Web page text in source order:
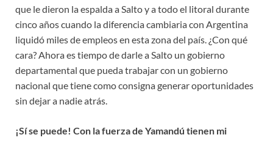
que le dieron la espalda a Salto y a todo el litoral durante
cinco años cuando la diferencia cambiaria con Argentina
liquidó miles de empleos en esta zona del país. ¿Con qué
cara? Ahora es tiempo de darle a Salto un gobierno
departamental que pueda trabajar con un gobierno
nacional que tiene como consigna generar oportunidades
sin dejar a nadie atrás.
¡Sí se puede! Con la fuerza de Yamandú tienen mi